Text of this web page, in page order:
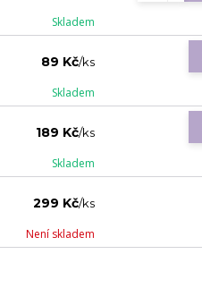
Skladem
89 Kč/ks
Skladem
189 Kč/ks
Skladem
299 Kč/ks
Není skladem